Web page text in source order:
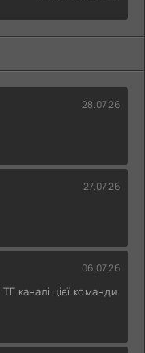
28.07.26
27.07.26
06.07.26
каналі цієї команди